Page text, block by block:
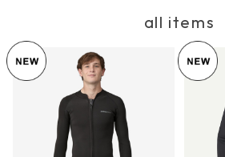
all items